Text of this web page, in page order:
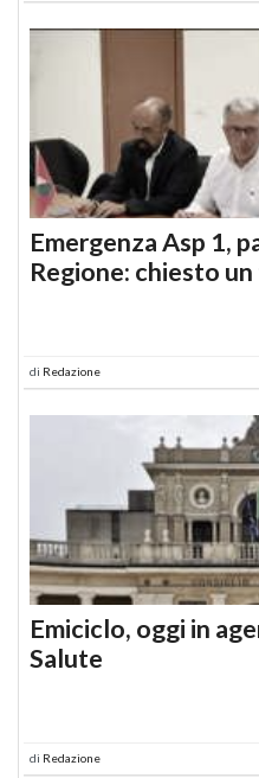
Emergenza Asp 1,
Regione: chiesto
di Redazione
Emiciclo, oggi in
Salute
di Redazione